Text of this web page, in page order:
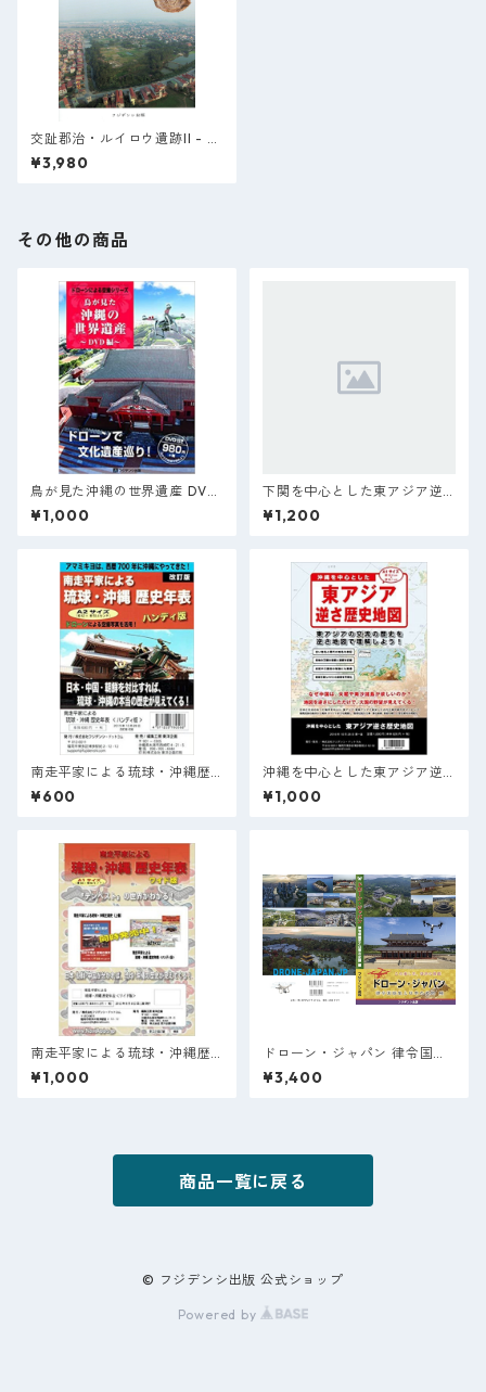
交趾郡治・ルイロウ遺跡II - 2
014 -15年度 発掘調査からみた
紅河デルタの古代都市像 【3
¥3,980
その他の商品
鳥が見た沖縄の世界遺産 DVD
編 (ドローンによる空撮シリー
ズ)
¥1,000
下関を中心とした東アジア逆
さ歴史地図
¥1,200
南走平家による琉球・沖縄歴
史年表 < ハンディ版 >
¥600
沖縄を中心とした東アジア逆
さ歴史地図《大人気商品》
¥1,000
南走平家による琉球・沖縄歴
史年表 < ワイド版 >
¥1,000
ドローン・ジャパン 律令国誕
生と日本の史跡 編
¥3,400
商品一覧に戻る
© フジデンシ出版 公式ショップ
Powered by